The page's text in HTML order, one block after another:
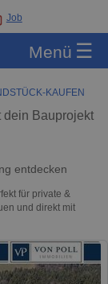
Job
Menü ☰
KAUFEN
dein Bauprojekt
entdecken
für private &
und direkt mit